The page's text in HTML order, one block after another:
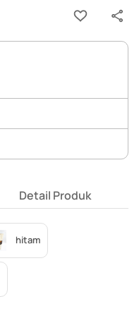
Detail Produk
hitam